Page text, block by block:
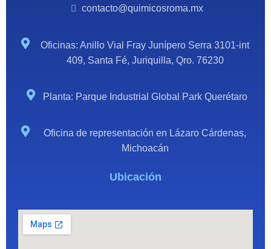
contacto@quimicosroma.mx
Oficinas: Anillo Vial Fray Junípero Serra 3101-int
409, Santa Fé, Juriquilla, Qro. 76230
Planta: Parque Industrial Global Park Querétaro
Oficina de representación en Lázaro Cárdenas,
Michoacán
Ubicación